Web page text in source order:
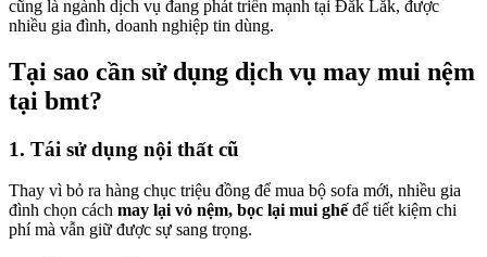
cũng là ngành dịch vụ đang phát triển mạnh tại Đắk Lắk, được
nhiều gia đình, doanh nghiệp tin dùng.
Tại sao cần sử dụng dịch vụ may mui nệm
tại bmt?
1. Tái sử dụng nội thất cũ
Thay vì bỏ ra hàng chục triệu đồng để mua bộ sofa mới, nhiều gia
đình chọn cách may lại vỏ nệm, bọc lại mui ghếđể tiết kiệm chi
phí mà vẫn giữ được sự sang trọng.